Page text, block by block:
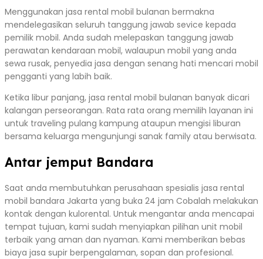
Menggunakan jasa rental mobil bulanan bermakna
mendelegasikan seluruh tanggung jawab sevice kepada
pemilik mobil. Anda sudah melepaskan tanggung jawab
perawatan kendaraan mobil, walaupun mobil yang anda
sewa rusak, penyedia jasa dengan senang hati mencari mobil
pengganti yang labih baik.
Ketika libur panjang, jasa rental mobil bulanan banyak dicari
kalangan perseorangan. Rata rata orang memilih layanan ini
untuk traveling pulang kampung ataupun mengisi liburan
bersama keluarga mengunjungi sanak family atau berwisata.
Antar jemput Bandara
Saat anda membutuhkan perusahaan spesialis jasa rental
mobil bandara Jakarta yang buka 24 jam Cobalah melakukan
kontak dengan kulorental. Untuk mengantar anda mencapai
tempat tujuan, kami sudah menyiapkan pilihan unit mobil
terbaik yang aman dan nyaman. Kami memberikan bebas
biaya jasa supir berpengalaman, sopan dan profesional.